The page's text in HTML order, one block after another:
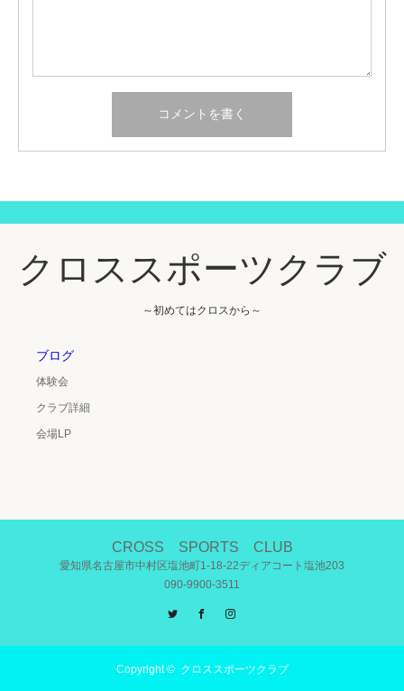
クロススポーツクラブ
～初めてはクロスから～
ブログ
体験会
クラブ詳細
会場LP
CROSS SPORTS CLUB
愛知県名古屋市中村区塩池町1-18-22ディアコート塩池203
090-9900-3511
Twitter
Facebook
Copyright © クロススポーツクラブ